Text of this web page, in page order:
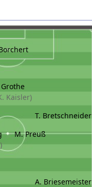
Kaisler)
T. Bretschneider
M. Preuß
A. Briesemeister